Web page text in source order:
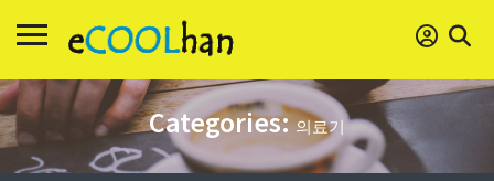
Categories:의료기